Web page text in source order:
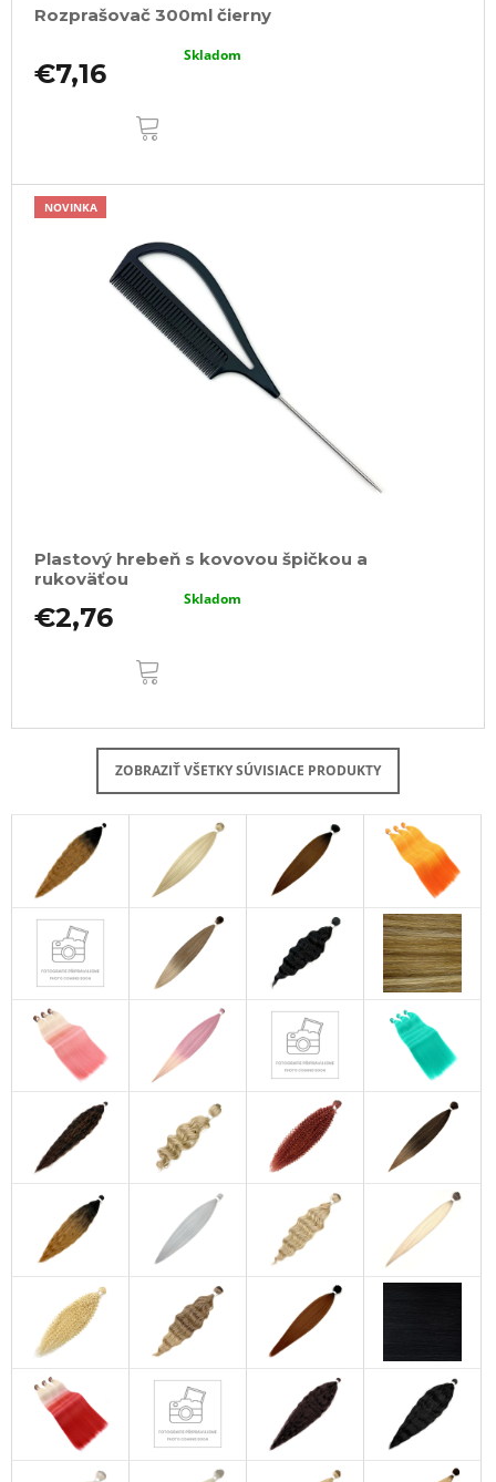
Rozprašovač 300ml čierny
€7,16
Skladom
NOVINKA
Plastový hrebeň s kovovou špičkou a
rukoväťou
€2,76
Skladom
ZOBRAZIŤ VŠETKY SÚVISIACE PRODUKTY